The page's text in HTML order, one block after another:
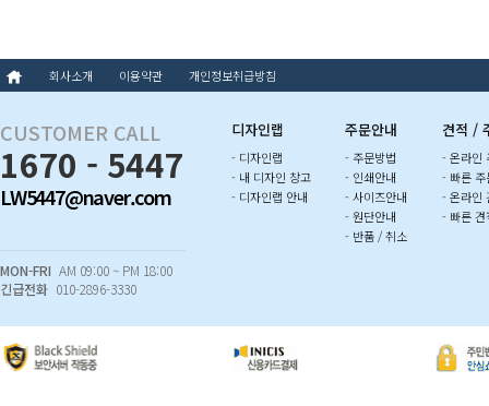
회사소개 이용약관 개인정보취급방침
CUSTOMER CALL
1670 - 5447
LW5447@naver.com
MON-FRI AM 09:00 ~ PM 18:00
긴급전화 010-2896-3330
디자인랩
- 디자인랩
- 내 디자인 창고
- 디자인랩 안내
주문안내
- 주문방법
- 인쇄안내
- 사이즈안내
- 원단안내
- 반품 / 취소
견적 /
- 온라인
- 빠른 주
- 온라인
- 빠른 견